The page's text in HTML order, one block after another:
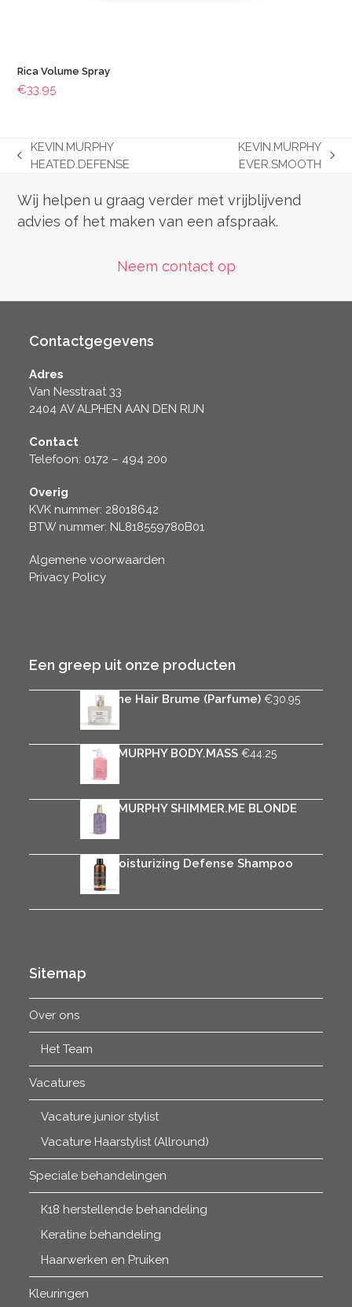
Rica Volume Spray
€33.95
previous
KEVIN.MURPHY
HEATED.DEFENSE
KEVIN.MURPHY
EVER.SMOOTH
Wij helpen u graag verder met vrijblijvend
advies of het maken van een afspraak.
Neem contact op
Contactgegevens
Adres
Van Nesstraat 33
2404 AV ALPHEN AAN DEN RIJN
Contact
Telefoon: 0172 – 494 200
Overig
KVK nummer: 28018642
BTW nummer: NL818559780B01
Algemene voorwaarden
Privacy Policy
Een greep uit onze producten
Rica The Hair Brume (Parfume) €30.95
KEVIN.MURPHY BODY.MASS €44.25
KEVIN.MURPHY SHIMMER.ME BLONDE
33.50
Rica Moisturizing Defense Shampoo
25.95
Sitemap
Over ons
Het Team
Vacatures
Vacature junior stylist
Vacature Haarstylist (Allround)
Speciale behandelingen
K18 herstellende behandeling
Keratine behandeling
Haarwerken en Pruiken
Kleuringen